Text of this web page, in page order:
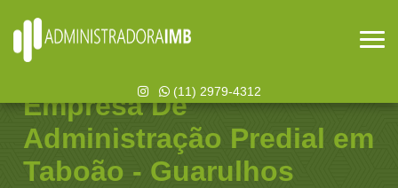
(11) 2979-4312
Empresa De
Administração Predial em
Taboão - Guarulhos